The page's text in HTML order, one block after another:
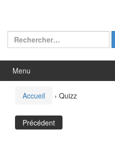
Rechercher :
Menu
Accueil › Quizz
Précédent